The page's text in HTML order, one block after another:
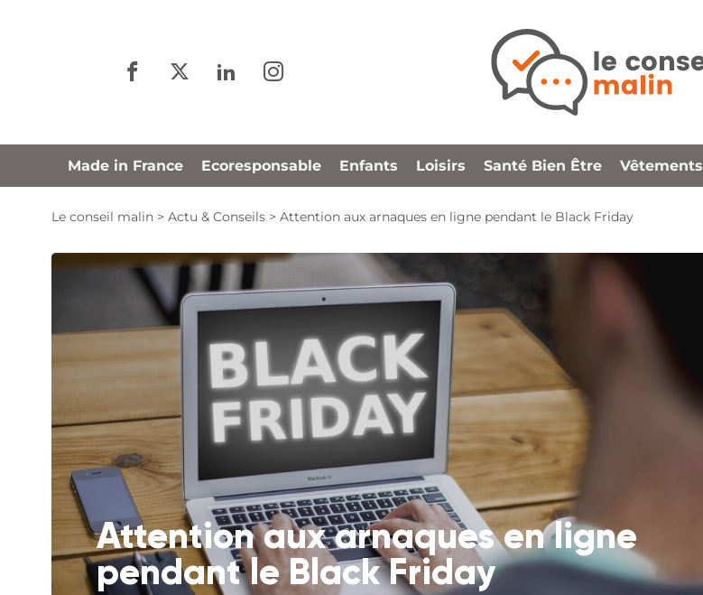
Made in France Ecoresponsable Enfants Loisirs Santé Bien Être Vêtements
Le conseil malin > Actu & Conseils > Attention aux arnaques en ligne pendant le Black Friday
Attention aux arnaques en ligne
pendant le Black Friday